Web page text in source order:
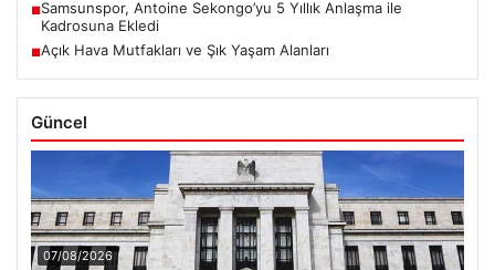
■Samsunspor, Antoine Sekongo’yu 5 Yıllık Anlaşma ile
Kadrosuna Ekledi
■Açık Hava Mutfakları ve Şık Yaşam Alanları
Güncel
07/08/2026